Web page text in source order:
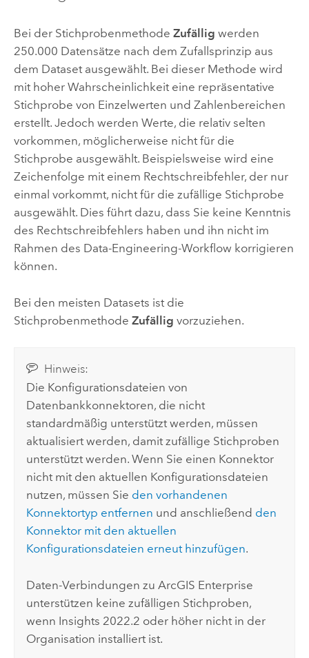
Bei der Stichprobenmethode Zufällig werden
250.000 Datensätze nach dem Zufallsprinzip aus
dem Dataset ausgewählt. Bei dieser Methode wird
mit hoher Wahrscheinlichkeit eine repräsentative
Stichprobe von Einzelwerten und Zahlenbereichen
erstellt. Jedoch werden Werte, die relativ selten
vorkommen, möglicherweise nicht für die
Stichprobe ausgewählt. Beispielsweise wird eine
Zeichenfolge mit einem Rechtschreibfehler, der nur
einmal vorkommt, nicht für die zufällige Stichprobe
ausgewählt. Dies führt dazu, dass Sie keine Kenntnis
des Rechtschreibfehlers haben und ihn nicht im
Rahmen des Data-Engineering-Workflow korrigieren
können.
Bei den meisten Datasets ist die
Stichprobenmethode Zufällig vorzuziehen.
Hinweis:
Die Konfigurationsdateien von
Datenbankkonnektoren, die nicht
standardmäßig unterstützt werden, müssen
aktualisiert werden, damit zufällige Stichproben
unterstützt werden. Wenn Sie einen Konnektor
nicht mit den aktuellen Konfigurationsdateien
nutzen, müssen Sie den vorhandenen
Konnektortyp entfernen und anschließend den
Konnektor mit den aktuellen
Konfigurationsdateien erneut hinzufügen.
Daten-Verbindungen zuArcGIS Enterprise
unterstützen keine zufälligen Stichproben,
wenn Insights 2022.2 oder höher nicht in der
Organisation installiert ist.